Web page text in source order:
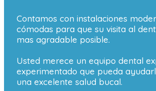
Contamos con instalaciones
cómodas para que su visita al
mas agradable posible.
Usted merece un equipo dental
experimentado que pueda
una excelente salud bucal.